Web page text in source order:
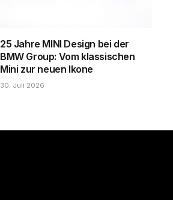
25 Jahre MINI Design bei der
BMW Group: Vom klassischen
Mini zur neuen Ikone
30. Juli 2026